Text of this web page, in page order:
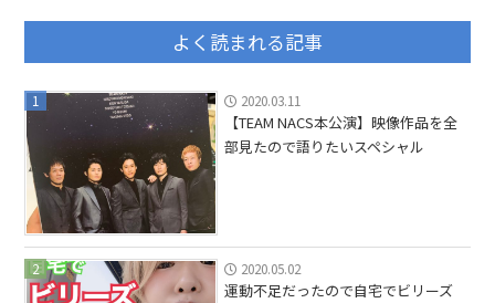
よく読まれる記事
1 2020.03.11
【TEAM NACS本公演】映像作品を全
部見たので語りたいスペシャル
2 2020.05.02
運動不足だったので自宅でビリーズ